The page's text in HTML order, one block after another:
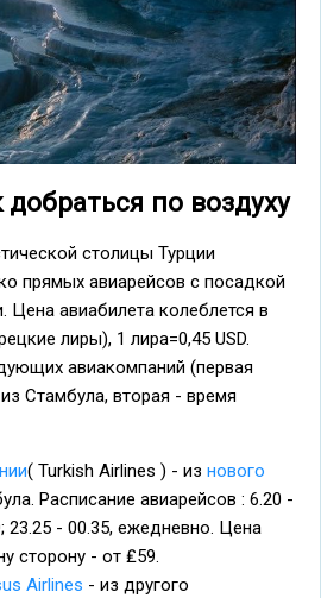
по воздуху
столицы Турции
прямых авиарейсов с посадкой
Цена авиабилета колеблется в
лиры), 1 лира=0,45 USD.
авиакомпаний (первая
Стамбула, вторая - время
( Turkish Airlines ) - из нового
Расписание авиарейсов : 6.20 -
23.25 - 00.35, ежедневно. Цена
сторону - от ₤59.
Airlines - из другого